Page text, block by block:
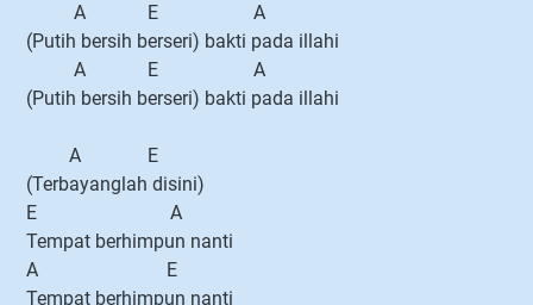
A E A
(Putih bersih berseri) bakti pada illahi
A E A
(Putih bersih berseri) bakti pada illahi
A E
(Terbayanglah disini)
E A
Tempat berhimpun nanti
A E
Tempat berhimpun nanti